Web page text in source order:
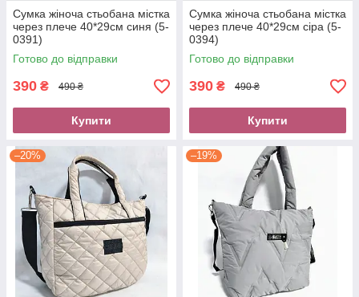
Сумка жіноча стьобана містка
через плече 40*29см синя (5-
0391)
Готово до відправки
390 ₴ 490 ₴
Купити
Сумка жіноча стьобана містка
через плече 40*29см сіра (5-
0394)
Готово до відправки
390 ₴ 490 ₴
Купити
–20% –19%